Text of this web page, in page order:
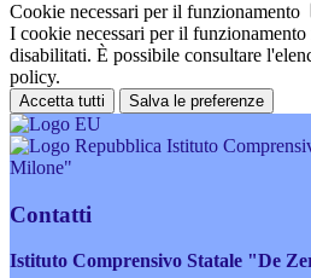
Cookie necessari per il funzionamento
I cookie necessari per il funzionamento
disabilitati. È possibile consultare
policy.
Accetta tutti Salva le preferenze
Istituto
Milone"
Contatti
Istituto Comprensivo Statale "De